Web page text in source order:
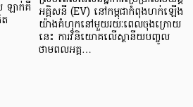
ឡាក់គី អគ្គិសនី (EV) នៅកម្ពុជាកំពុងហក់ឡើង
យ៉ាងគំហុកនៅមួយរយៈពេលចុងក្រោយ
នេះ ការវិនិយោគលើស្ថានីយបញ្ចូល
ថាមពលអគ្គ…